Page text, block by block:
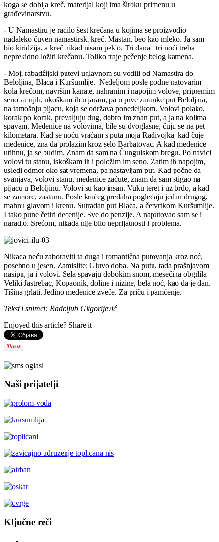
koga se dobija kreč, materijal koji ima široku primenu u
građevinarstvu.
- U Namastiru je radilo šest krečana u kojima se proizvodio
nadaleko čuven namastirski kreč. Mastan, beo kao mleko. Ja sam
bio kiridžija, a kreč nikad nisam pek'o. Tri dana i tri noći treba
neprekidno ložiti krečanu. Toliko traje pečenje belog kamena.
- Moji rabadžijski putevi uglavnom su vodili od Namastira do
Beloljina, Blaca i Kuršumlije. Nedeljom posle podne natovarim
kola krečom, navršim kanate, nahranim i napojim volove, pripremim
seno za njih, ukoškam ih u jaram, pa u prve zaranke put Beloljina,
na tamošnju pijacu, koja se održava ponedeljkom. Volovi polako,
korak po korak, prevaljuju dug, dobro im znan put, a ja na kolima
spavam. Medenice na volovima, bile su dvoglasne, čuju se na pet
kilometara. Kad se noću vraćam s puta moja Radivojka, kad čuje
medenice, zna da prolazim kroz selo Barbatovac. A kad medenice
utihnu, ja se budim. Znam da sam na Čungulskom bregu. Po navici
volovi tu stanu, iskoškam ih i položim im seno. Zatim ih napojim,
usledi odmor oko sat vremena, pa nastavljam put. Kad počne da
svanjava, volovi stanu, medenice zaćute, znam da sam stigao na
pijacu u Beloljinu. Volovi su kao insan. Vuku teret i uz brdo, a kad
se zamore, zastanu. Posle kraćeg predaha pogledaju jedan drugog,
mahnu glavom i krenu. Sutradan put Blaca, a četvrtkom Kuršumlije.
I tako pune četiri decenije. Sve do penzije. A naputovao sam se i
naradio. Srećom, nikada nije bilo neprijatnosti i problema.
Nikada neću zaboraviti ta duga i romantična putovanja kroz noć,
posebno u jesen. Zamislite: Gluvo doba. Na putu, tada prašnjavom
nasipu, ja i volovi. Sela spavaju dobokim snom, mesečina obgrlila
Veliki Jastrebac, Kopaonik, doline i nizine, bela noć, kao da je dan.
Tišina grlati. Jedino medenice zveče. Za priču i pamćenje.
Tekst i snimci: Radoljub Gligorijević
Enjoyed this article? Share it
Naši prijatelji
Ključne reči